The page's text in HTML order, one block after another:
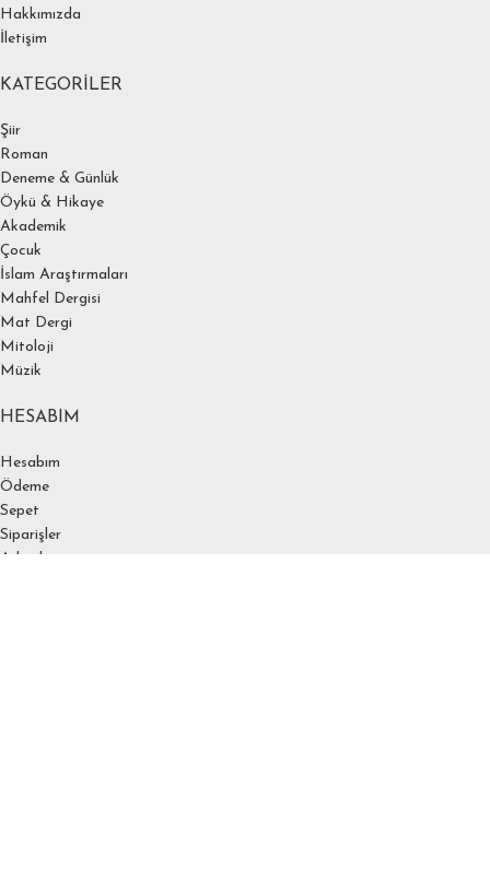
Hakkımızda
İletişim
KATEGORILER
Şiir
Roman
Deneme & Günlük
Öykü & Hikaye
Akademik
Çocuk
İslam Araştırmaları
Mahfel Dergisi
Mat Dergi
Mitoloji
Müzik
HESABIM
Hesabım
Ödeme
Sepet
Siparişler
Adresler